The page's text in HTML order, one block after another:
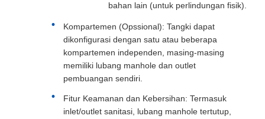
bahan lain (untuk perlindungan fisik).
Kompartemen (Opssional): Tangki dapat
dikonfigurasi dengan satu atau beberapa
kompartemen independen, masing-masing
memiliki lubang manhole dan outlet
pembuangan sendiri.
Fitur Keamanan dan Kebersihan: Termasuk
inlet/outlet sanitasi, lubang manhole tertutup,